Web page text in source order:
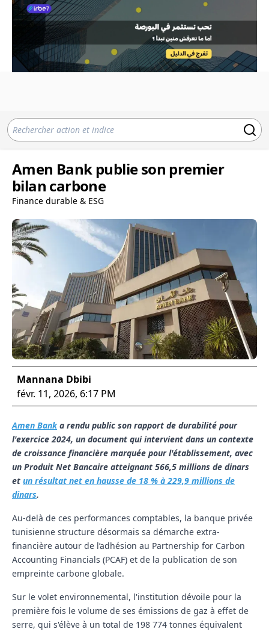
Amen Bank publie son premier
bilan carbone
Finance durable & ESG
Mannana Dbibi
févr. 11, 2026, 6:17 PM
Amen Banka rendu public son rapport de durabilité pour
l'exercice 2024, un document qui intervient dans un contexte
de croissance financière marquée pour l'établissement, avec
un Produit Net Bancaire atteignant 566,5 millions de dinars
et un résultat net en hausse de 18 % à 229,9 millions de
dinars.
Au-delà de ces performances comptables, la banque privée
tunisienne structure désormais sa démarche extra-
financière autour de l’adhésion au Partnership for Carbon
Accounting Financials (PCAF) et de la publication de son
empreinte carbone globale.
Sur le volet environnemental, l'institution dévoile pour la
première fois le volume de ses émissions de gaz à effet de
serre, qui s'élève à un total de 198 774 tonnes équivalent